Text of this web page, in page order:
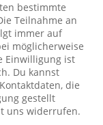
bestimmte
Teilnahme an
immer auf
möglicherweise
Einwilligung ist
Du kannst
die
gestellt
uns widerrufen.